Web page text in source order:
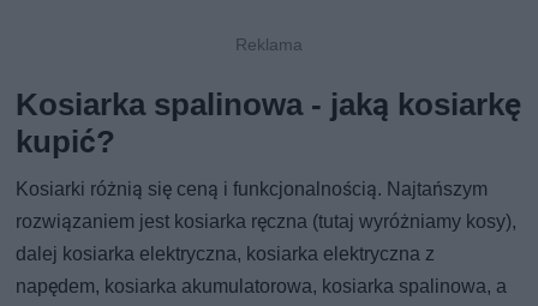
Kosiarka spalinowa - jaką kosiarkę
kupić?
Kosiarki różnią się ceną i funkcjonalnością. Najtańszym
rozwiązaniem jest kosiarka ręczna (tutaj wyróżniamy kosy),
dalej kosiarka elektryczna, kosiarka elektryczna z
napędem, kosiarka akumulatorowa, kosiarka spalinowa, a